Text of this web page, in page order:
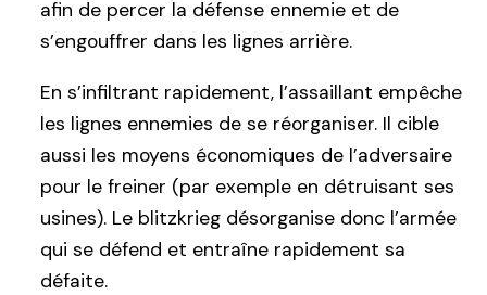
afin de percer la défense ennemie et de
s’engouffrer dans les lignes arrière.
En s’infiltrant rapidement, l’assaillant empêche
les lignes ennemies de se réorganiser. Il cible
aussi les moyens économiques de l’adversaire
pour le freiner (par exemple en détruisant ses
usines). Le blitzkrieg désorganise donc l’armée
qui se défend et entraîne rapidement sa
défaite.